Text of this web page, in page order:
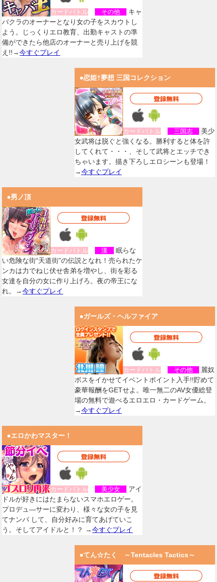
カードバトル その他
キャ
バクラのオーナーとなり女の子をスカウトし
よう。じっくりエロ教育、出勤キャストの準
備ができたら他店のオーナーと売り上げを競
え!!→今すぐプレイ
●恋姫†夢想 三国コレクション
カードバトル 三国志
美少
女武将は脱ぐと強くなる。勝利すると体を許
してくれて・・・、そして武将とエッチでき
ちゃいます。描き下ろしエロシーンも登場！
→今すぐプレイ
●男ノ頂
カードバトル 漢
眠らな
い危険な街“天道街”の伝説となれ！売られたケ
ンカは力でねじ伏せ舎弟を増やし、街を彩る
女達を自分の女に作り上げろ。夜の帝王にな
れ。→今すぐプレイ
●ガールズ・ヘルファイア
カードバトル その他
麗奴
ボスをイかせてイベントポイント入手!!貯めて
豪華報酬をGETせよ。唯一無二のAV女優総登
場の無料で遊べるエロエロ・カードゲーム。
→今すぐプレイ
●エロかわマスター！
カードバトル 美少女
アイ
ドルが好きにはたまらないスマホエロゲー。
プロデュ―サーに変わり、様々な女の子を見
てナンパ して、自分好みに育てあげていこ
う。そしてアイドルと！？ →今すぐプレイ
●てん☆たく ～Tentacles Tactics～